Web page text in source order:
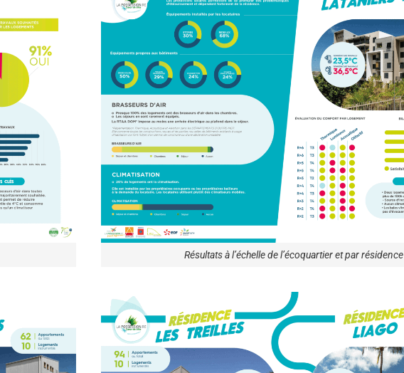
Résultats à l’échelle de l’écoquartier et par résidence